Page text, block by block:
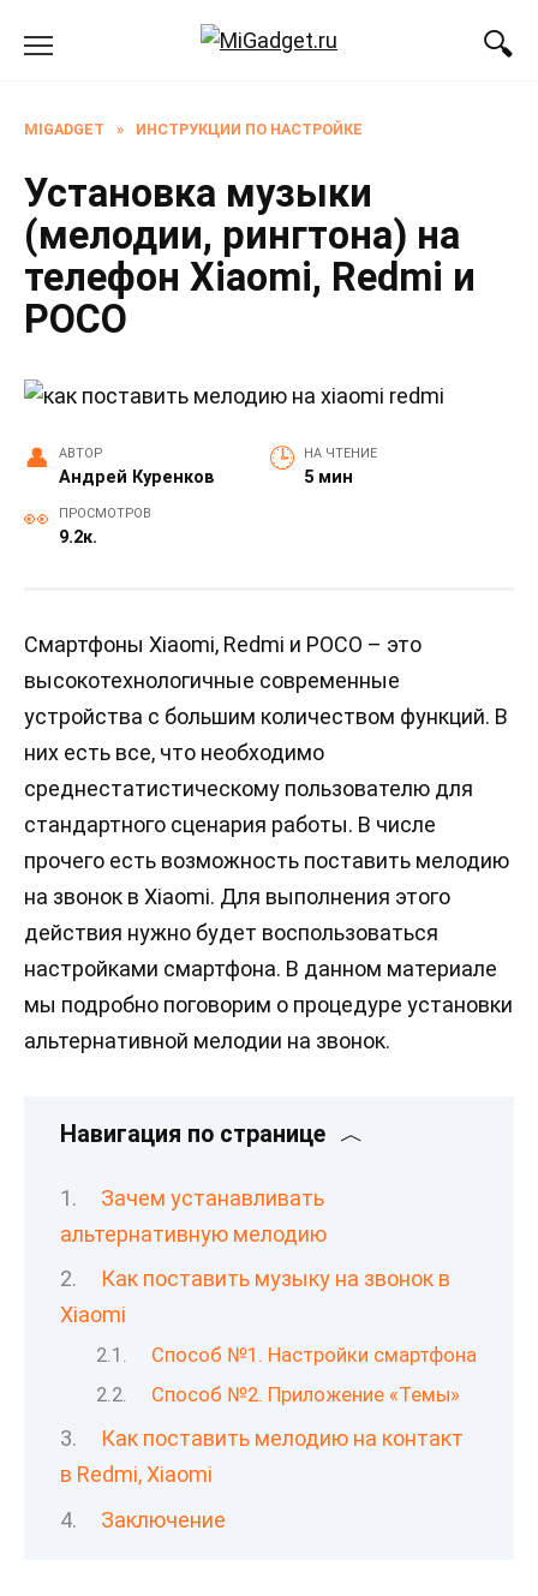
MIGADGET » ИНСТРУКЦИИ ПО НАСТРОЙКЕ
Установка музыки
(мелодии, рингтона) на
телефон Xiaomi, Redmi и
POCO
АВТОР
Андрей Куренков
НА ЧТЕНИЕ
5 мин
ПРОСМОТРОВ
9.2к.
Смартфоны Xiaomi, Redmi и POCO – это
высокотехнологичные современные
устройства с большим количеством функций. В
них есть все, что необходимо
среднестатистическому пользователю для
стандартного сценария работы. В числе
прочего есть возможность поставить мелодию
на звонок в Xiaomi. Для выполнения этого
действия нужно будет воспользоваться
настройками смартфона. В данном материале
мы подробно поговорим о процедуре установки
альтернативной мелодии на звонок.
Навигация по странице
Зачем устанавливать
альтернативную мелодию
Как поставить музыку на звонок в
Xiaomi
Способ №1. Настройки смартфона
Способ №2. Приложение «Темы»
Как поставить мелодию на контакт
в Redmi, Xiaomi
Заключение